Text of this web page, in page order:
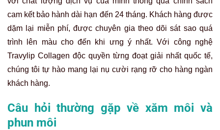
cam kết bảo hành dài hạn đến 24 tháng. Khách hàng được
dặm lại miễn phí, được chuyên gia theo dõi sát sao quá
trình lên màu cho đến khi ưng ý nhất. Với công nghệ
Travylip Collagen độc quyền từng đoạt giải nhất quốc tế,
chúng tôi tự hào mang lại nụ cười rạng rỡ cho hàng ngàn
khách hàng.
Câu hỏi thường gặp về xăm môi và
phun môi